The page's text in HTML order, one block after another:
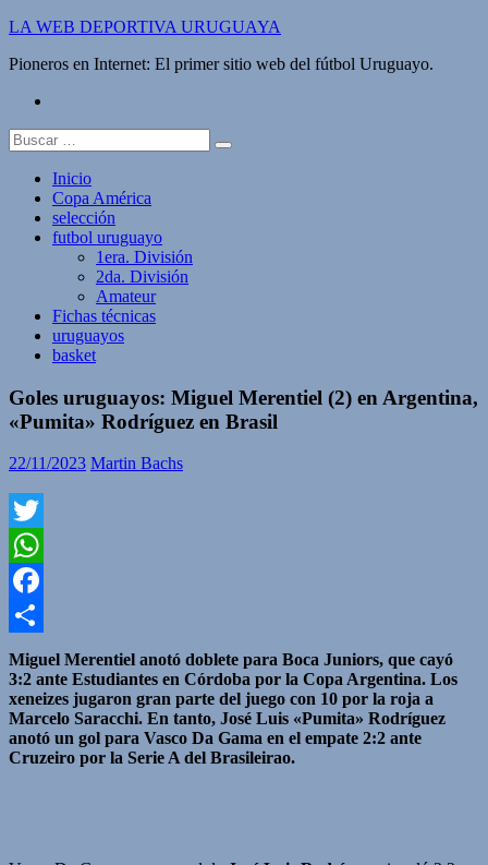
Saltar
contenido
LA WEB DEPORTIVA URUGUAYA
Pioneros en Internet: El primer sitio web del fútbol Uruguayo.
Buscar:
Inicio
Copa América
selección
futbol uruguayo
1era. División
2da. División
Amateur
Fichas técnicas
uruguayos
basket
Goles uruguayos: Miguel Merentiel (2) en Argentina,
«Pumita» Rodríguez en Brasil
22/11/2023 Martin Bachs
Twitter
WhatsApp
Facebook
Compartir
Miguel Merentiel anotó doblete para Boca Juniors, que cayó
3:2 ante Estudiantes en Córdoba por la Copa Argentina. Los
xeneizes jugaron gran parte del juego con 10 por la roja a
Marcelo Saracchi. En tanto, José Luis «Pumita» Rodríguez
anotó un gol para Vasco Da Gama en el empate 2:2 ante
Cruzeiro por la Serie A del Brasileirao.